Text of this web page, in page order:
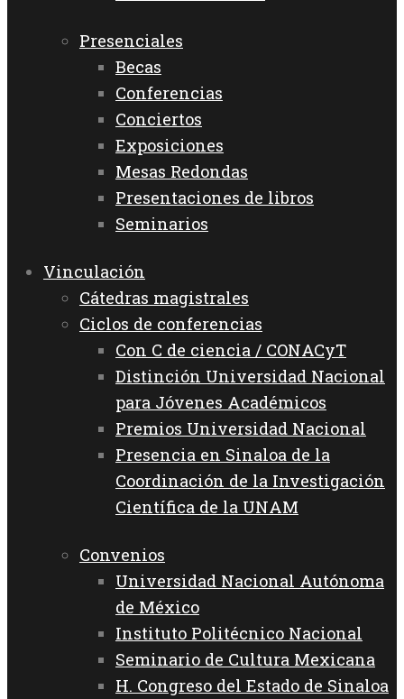
Presenciales
Becas
Conferencias
Conciertos
Exposiciones
Mesas Redondas
Presentaciones de libros
Seminarios
Vinculación
Cátedras magistrales
Ciclos de conferencias
Con C de ciencia / CONACyT
Distinción Universidad Nacional
para Jóvenes Académicos
Premios Universidad Nacional
Presencia en Sinaloa de la
Coordinación de la Investigación
Científica de la UNAM
Convenios
Universidad Nacional Autónoma
de México
Instituto Politécnico Nacional
Seminario de Cultura Mexicana
H. Congreso del Estado de Sinaloa